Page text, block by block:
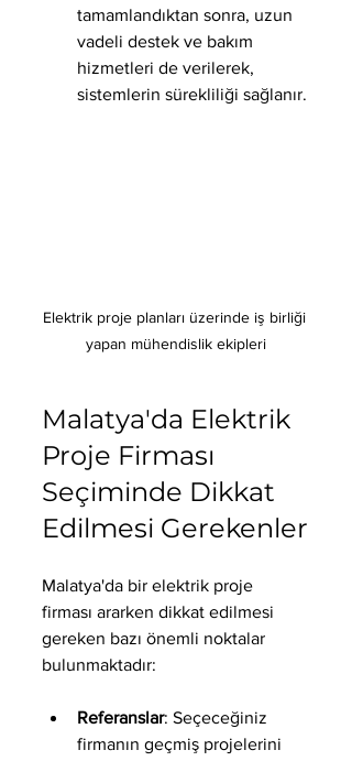
tamamlandıktan sonra, uzun
vadeli destek ve bakım
hizmetleri de verilerek,
sistemlerin sürekliliği sağlanır.
Elektrik proje planları üzerinde iş birliği
yapan mühendislik ekipleri
Malatya'da Elektrik
Proje Firması
Seçiminde Dikkat
Edilmesi Gerekenler
Malatya'da bir elektrik proje
firması ararken dikkat edilmesi
gereken bazı önemli noktalar
bulunmaktadır:
Referanslar: Seçeceğiniz
firmanın geçmiş projelerini